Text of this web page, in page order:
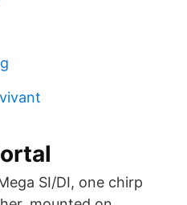
SI/DI, one chirp